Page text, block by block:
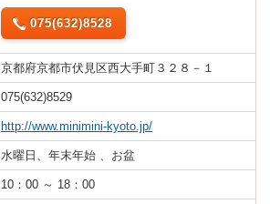
075(632)8528
京都府京都市伏見区西大手町３２８－１
075(632)8529
http://www.minimini-kyoto.jp/
水曜日、年末年始 、お盆
10：00 ～ 18：00